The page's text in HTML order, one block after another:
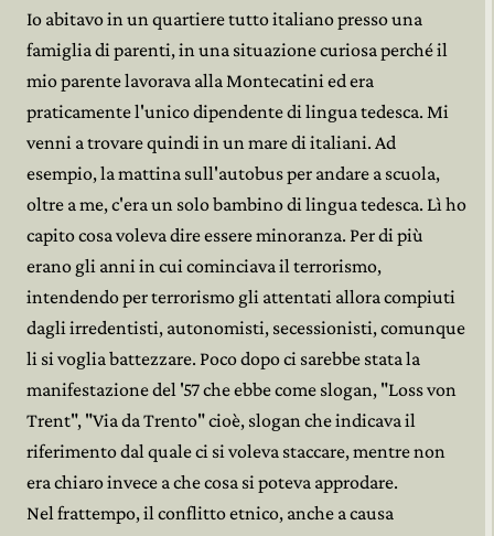
Io abitavo in un quartiere tutto italiano presso una
famiglia di parenti, in una situazione curiosa perché il
mio parente lavorava alla Montecatini ed era
praticamente l'unico dipendente di lingua tedesca. Mi
venni a trovare quindi in un mare di italiani. Ad
esempio, la mattina sull'autobus per andare a scuola,
oltre a me, c'era un solo bambino di lingua tedesca. Lì ho
capito cosa voleva dire essere minoranza. Per di più
erano gli anni in cui cominciava il terrorismo,
intendendo per terrorismo gli attentati allora compiuti
dagli irredentisti, autonomisti, secessionisti, comunque
li si voglia battezzare. Poco dopo ci sarebbe stata la
manifestazione del '57 che ebbe come slogan, "Loss von
Trent", "Via da Trento" cioè, slogan che indicava il
riferimento dal quale ci si voleva staccare, mentre non
era chiaro invece a che cosa si poteva approdare.
Nel frattempo, il conflitto etnico, anche a causa